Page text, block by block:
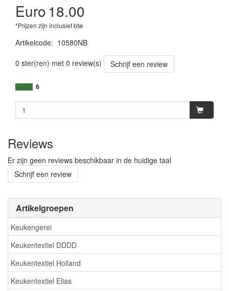
Artikelgroepen
Keukengerei
Keukentextiel DDDD
Keukentextiel Holland
Keukentextiel Elias
Euro18.00
*Prijzen zijn inclusief btw
Artikelcode: 10580NB
0 ster(ren) met 0 review(s)
Schrijf een review
6
Reviews
Er zijn geen reviews beschikbaar in de huidige taal
Schrijf een review